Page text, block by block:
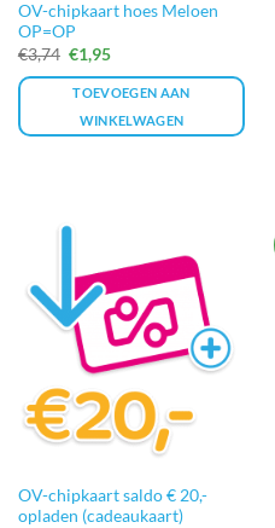
OV-chipkaart hoes Meloen
OP=OP
€3,74 Oorspronkelijke
prijs
was:
€3,74.
€1,95Huidige
is:
€1,95.
TOEVOEGEN AAN
WINKELWAGEN
OV-chipkaart saldo € 20,-
opladen (cadeaukaart)